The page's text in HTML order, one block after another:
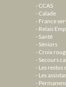
CCAS
Calade
France
Relais
Santé
Séniors
Croix
Secours
Les
Les